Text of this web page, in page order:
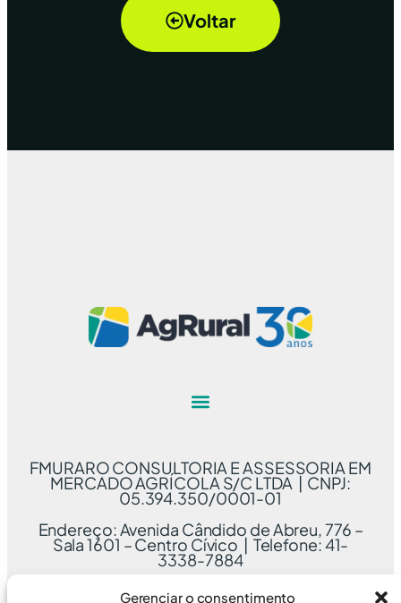
Gerenciar o consentimento
Voltar
FMURARO CONSULTORIA E ASSESSORIA EM
MERCADO AGRÍCOLA S/C LTDA | CNPJ:
05.394.350/0001-01
Endereço: Avenida Cândido de Abreu, 776 –
Sala 1601 – Centro Cívico | Telefone: 41-
3338-7884